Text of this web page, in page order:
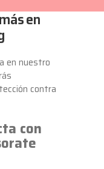
en
en nuestro
contra
con